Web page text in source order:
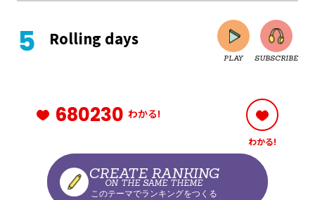
CLOSE
Rolling days
PLAY SUBSCRIBE
680230 わかる!
わかる!
CREATE RANKING
ON THE SAME THEME
このテーマでランキングをつくる